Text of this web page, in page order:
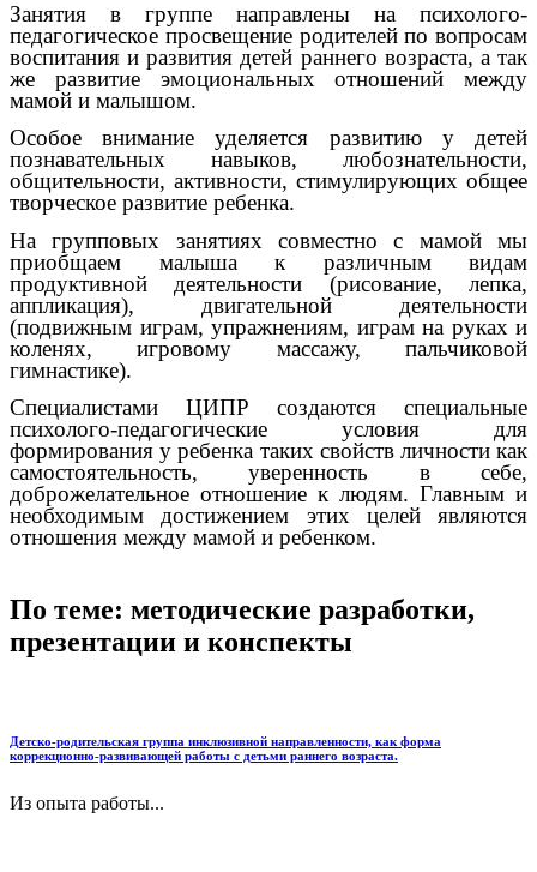
Занятия в группе направлены на психолого-
педагогическое просвещение родителей по вопросам
воспитания и развития детей раннего возраста, а так
же развитие эмоциональных отношений между
мамой и малышом.
Особое внимание уделяется развитию у детей
познавательных навыков, любознательности,
общительности, активности, стимулирующих общее
творческое развитие ребенка.
На групповых занятиях совместно с мамой мы
приобщаем малыша к различным видам
продуктивной деятельности (рисование, лепка,
аппликация), двигательной деятельности
(подвижным играм, упражнениям, играм на руках и
коленях, игровому массажу, пальчиковой
гимнастике).
Специалистами ЦИПР создаются специальные
психолого-педагогические условия для
формирования у ребенка таких свойств личности как
самостоятельность, уверенность в себе,
доброжелательное отношение к людям. Главным и
необходимым достижением этих целей являются
отношения между мамой и ребенком.
По теме: методические разработки,
презентации и конспекты
Детско-родительская группа инклюзивной направленности, как форма
коррекционно-развивающей работы с детьми раннего возраста.
Из опыта работы...